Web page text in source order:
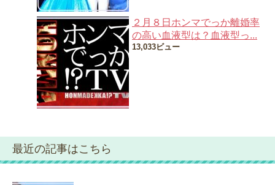
２月８日ホンマでっか離婚率
の高い血液型は？血液型っ...
13,033ビュー
最近の記事はこちら